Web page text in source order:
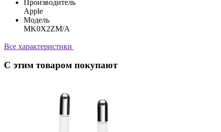
Производитель
Apple
Модель
MK0X2ZM/A
Все характеристики
С этим товаром покупают